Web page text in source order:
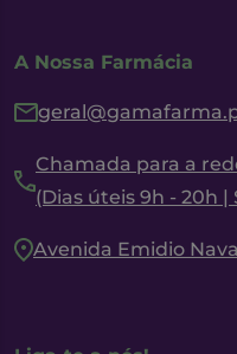
A Nossa Farmácia
Chamada para a
(Dias úteis 9h - 20h |
Avenida Emidio